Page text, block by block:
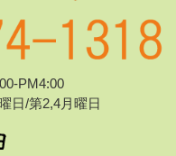
PM4:00
日/第2,4月曜日